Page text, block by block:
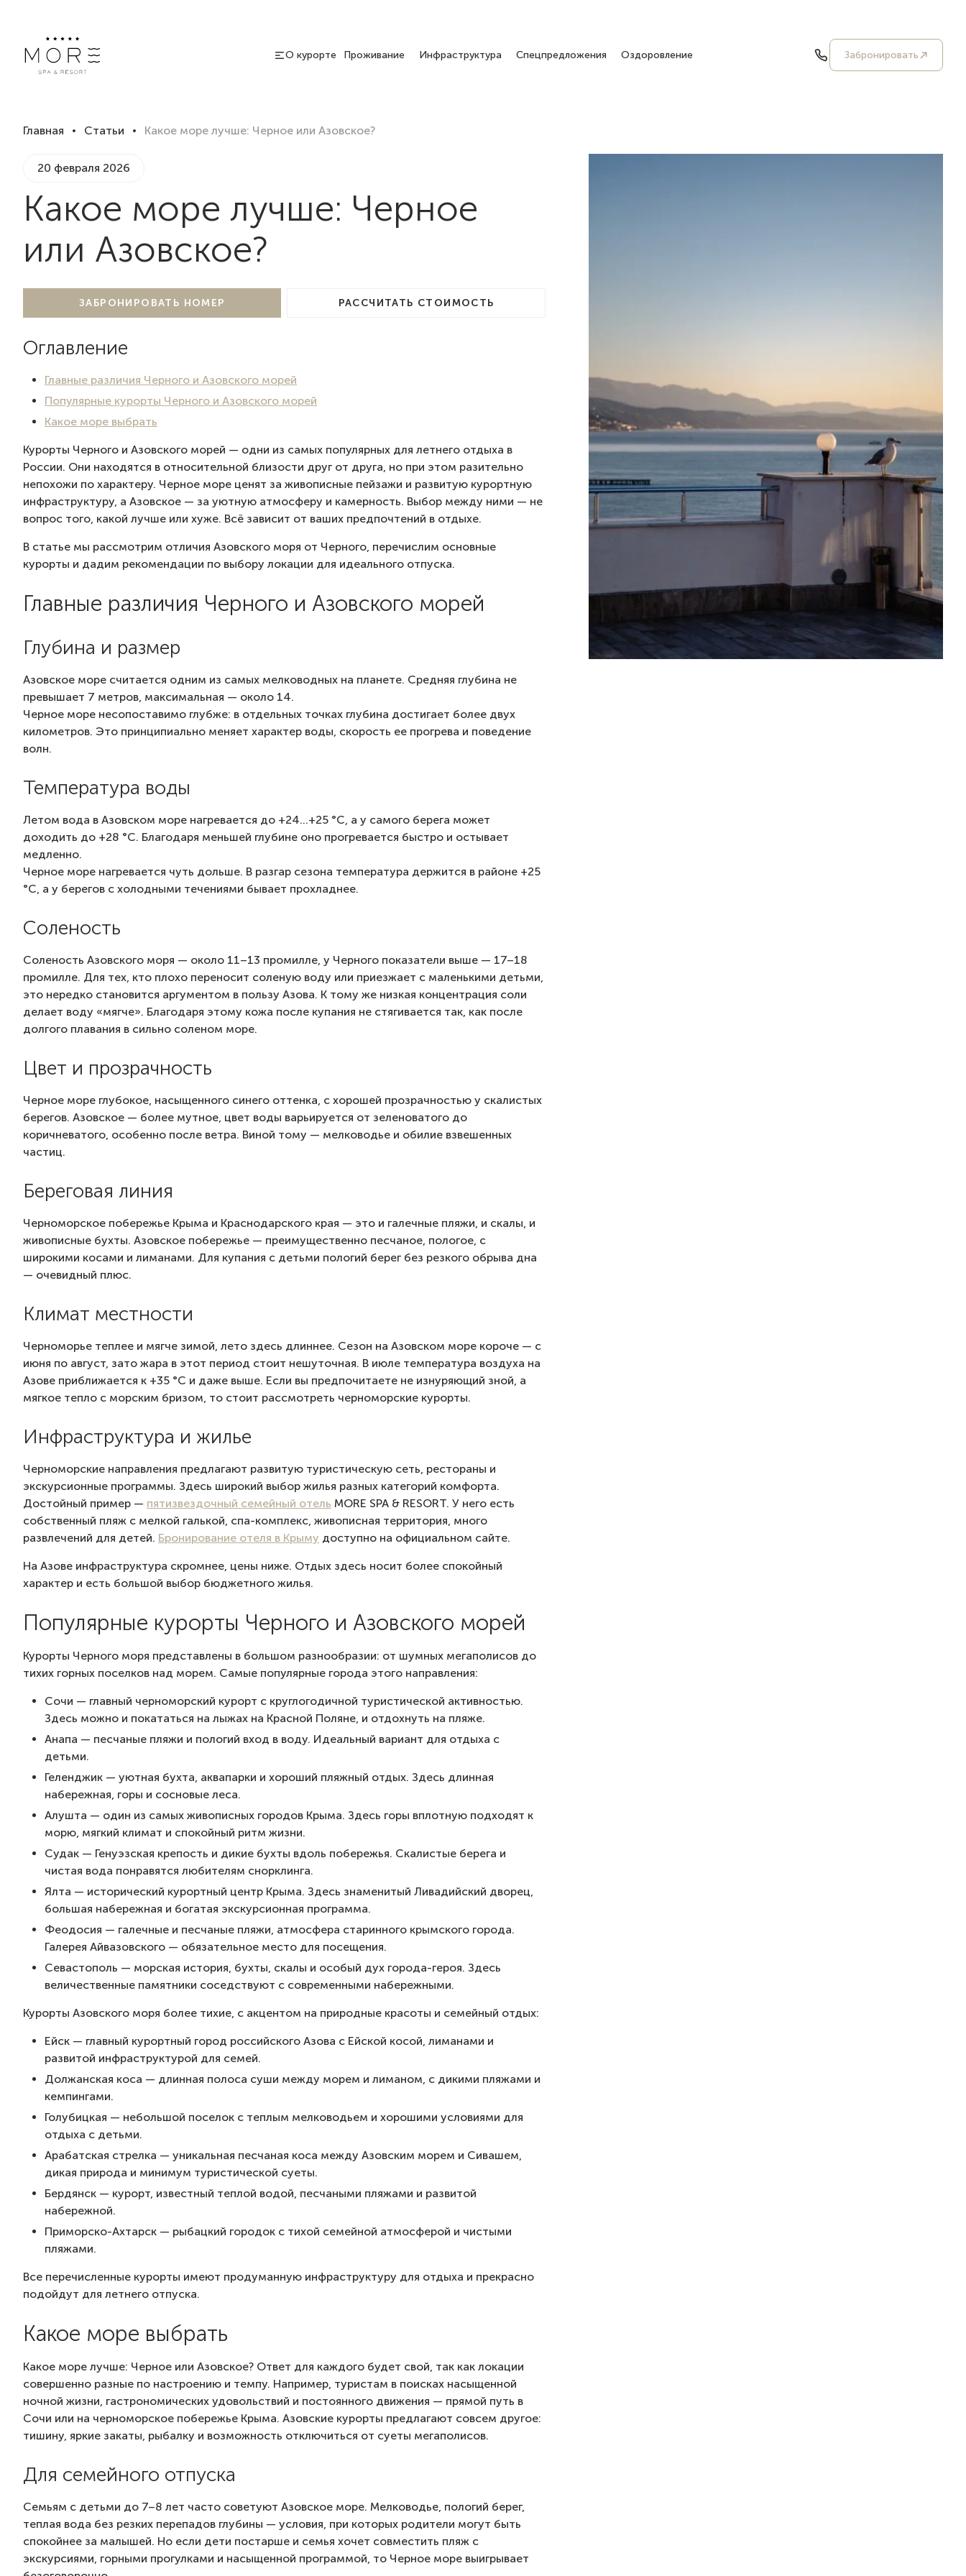
О курорте Проживание Инфраструктура Спецпредложения Оздоровление Забронировать
Главная Статьи Какое море лучше: Черное или Азовское?
20 февраля 2026
Какое море лучше: Черное
или Азовское?
ЗАБРОНИРОВАТЬ НОМЕР РАССЧИТАТЬ СТОИМОСТЬ
Оглавление
Главные различия Черного и Азовского морей
Популярные курорты Черного и Азовского морей
Какое море выбрать
Курорты Черного и Азовского морей — одни из самых популярных для летнего отдыха в
России. Они находятся в относительной близости друг от друга, но при этом разительно
непохожи по характеру. Черное море ценят за живописные пейзажи и развитую курортную
инфраструктуру, а Азовское — за уютную атмосферу и камерность. Выбор между ними — не
вопрос того, какой лучше или хуже. Всё зависит от ваших предпочтений в отдыхе.
В статье мы рассмотрим отличия Азовского моря от Черного, перечислим основные
курорты и дадим рекомендации по выбору локации для идеального отпуска.
Главные различия Черного и Азовского морей
Глубина и размер
Азовское море считается одним из самых мелководных на планете. Средняя глубина не
превышает 7 метров, максимальная — около 14.
Черное море несопоставимо глубже: в отдельных точках глубина достигает более двух
километров. Это принципиально меняет характер воды, скорость ее прогрева и поведение
волн.
Температура воды
Летом вода в Азовском море нагревается до +24…+25 °C, а у самого берега может
доходить до +28 °C. Благодаря меньшей глубине оно прогревается быстро и остывает
медленно.
Черное море нагревается чуть дольше. В разгар сезона температура держится в районе +25
°C, а у берегов с холодными течениями бывает прохладнее.
Соленость
Соленость Азовского моря — около 11–13 промилле, у Черного показатели выше — 17–18
промилле. Для тех, кто плохо переносит соленую воду или приезжает с маленькими детьми,
это нередко становится аргументом в пользу Азова. К тому же низкая концентрация соли
делает воду «мягче». Благодаря этому кожа после купания не стягивается так, как после
долгого плавания в сильно соленом море.
Цвет и прозрачность
Черное море глубокое, насыщенного синего оттенка, с хорошей прозрачностью у скалистых
берегов. Азовское — более мутное, цвет воды варьируется от зеленоватого до
коричневатого, особенно после ветра. Виной тому — мелководье и обилие взвешенных
частиц.
Береговая линия
Черноморское побережье Крыма и Краснодарского края — это и галечные пляжи, и скалы, и
живописные бухты. Азовское побережье — преимущественно песчаное, пологое, с
широкими косами и лиманами. Для купания с детьми пологий берег без резкого обрыва дна
— очевидный плюс.
Климат местности
Черноморье теплее и мягче зимой, лето здесь длиннее. Сезон на Азовском море короче — с
июня по август, зато жара в этот период стоит нешуточная. В июле температура воздуха на
Азове приближается к +35 °C и даже выше. Если вы предпочитаете не изнуряющий зной, а
мягкое тепло с морским бризом, то стоит рассмотреть черноморские курорты.
Инфраструктура и жилье
Черноморские направления предлагают развитую туристическую сеть, рестораны и
экскурсионные программы. Здесь широкий выбор жилья разных категорий комфорта.
Достойный пример — пятизвездочный семейный отель MORE SPA & RESORT. У него есть
собственный пляж с мелкой галькой, спа-комплекс, живописная территория, много
развлечений для детей. Бронирование отеля в Крыму доступно на официальном сайте.
На Азове инфраструктура скромнее, цены ниже. Отдых здесь носит более спокойный
характер и есть большой выбор бюджетного жилья.
Популярные курорты Черного и Азовского морей
Курорты Черного моря представлены в большом разнообразии: от шумных мегаполисов до
тихих горных поселков над морем. Самые популярные города этого направления:
Сочи — главный черноморский курорт с круглогодичной туристической активностью.
Здесь можно и покататься на лыжах на Красной Поляне, и отдохнуть на пляже.
Анапа — песчаные пляжи и пологий вход в воду. Идеальный вариант для отдыха с
детьми.
Геленджик — уютная бухта, аквапарки и хороший пляжный отдых. Здесь длинная
набережная, горы и сосновые леса.
Алушта — один из самых живописных городов Крыма. Здесь горы вплотную подходят к
морю, мягкий климат и спокойный ритм жизни.
Судак — Генуэзская крепость и дикие бухты вдоль побережья. Скалистые берега и
чистая вода понравятся любителям снорклинга.
Ялта — исторический курортный центр Крыма. Здесь знаменитый Ливадийский дворец,
большая набережная и богатая экскурсионная программа.
Феодосия — галечные и песчаные пляжи, атмосфера старинного крымского города.
Галерея Айвазовского — обязательное место для посещения.
Севастополь — морская история, бухты, скалы и особый дух города-героя. Здесь
величественные памятники соседствуют с современными набережными.
Курорты Азовского моря более тихие, с акцентом на природные красоты и семейный отдых:
Ейск — главный курортный город российского Азова с Ейской косой, лиманами и
развитой инфраструктурой для семей.
Должанская коса — длинная полоса суши между морем и лиманом, с дикими пляжами и
кемпингами.
Голубицкая — небольшой поселок с теплым мелководьем и хорошими условиями для
отдыха с детьми.
Арабатская стрелка — уникальная песчаная коса между Азовским морем и Сивашем,
дикая природа и минимум туристической суеты.
Бердянск — курорт, известный теплой водой, песчаными пляжами и развитой
набережной.
Приморско-Ахтарск — рыбацкий городок с тихой семейной атмосферой и чистыми
пляжами.
Все перечисленные курорты имеют продуманную инфраструктуру для отдыха и прекрасно
подойдут для летнего отпуска.
Какое море выбрать
Какое море лучше: Черное или Азовское? Ответ для каждого будет свой, так как локации
совершенно разные по настроению и темпу. Например, туристам в поисках насыщенной
ночной жизни, гастрономических удовольствий и постоянного движения — прямой путь в
Сочи или на черноморское побережье Крыма. Азовские курорты предлагают совсем другое:
тишину, яркие закаты, рыбалку и возможность отключиться от суеты мегаполисов.
Для семейного отпуска
Семьям с детьми до 7–8 лет часто советуют Азовское море. Мелководье, пологий берег,
теплая вода без резких перепадов глубины — условия, при которых родители могут быть
спокойнее за малышей. Но если дети постарше и семья хочет совместить пляж с
экскурсиями, горными прогулками и насыщенной программой, то Черное море выигрывает